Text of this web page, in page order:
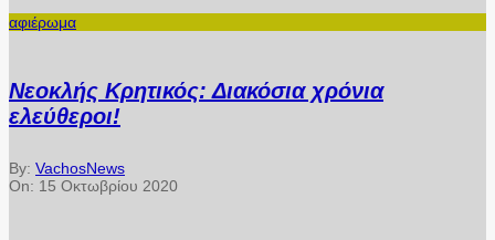
αφιέρωμα
Νεοκλής Κρητικός: Διακόσια χρόνια
ελεύθεροι!
By: VachosNews
On: 15 Οκτωβρίου 2020